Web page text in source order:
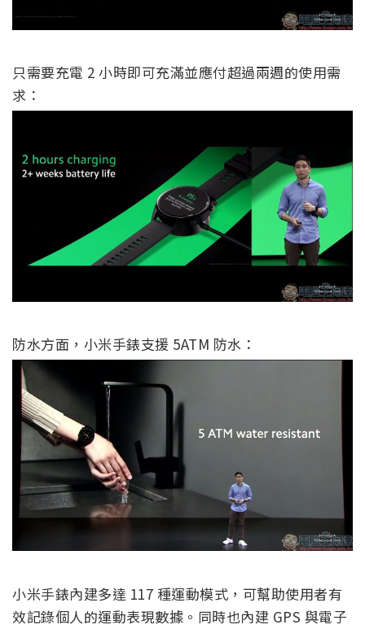
只需要充電 2 小時即可充滿並應付超過兩週的使用需
求：
防水方面，小米手錶支援 5ATM 防水：
小米手錶內建多達 117 種運動模式，可幫助使用者有
效記錄個人的運動表現數據。同時也內建 GPS 與電子